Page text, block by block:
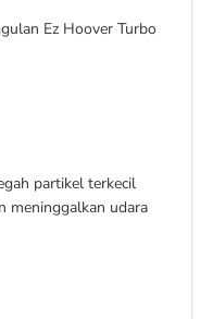
Ez Hoover Turbo
partikel terkecil
meninggalkan udara